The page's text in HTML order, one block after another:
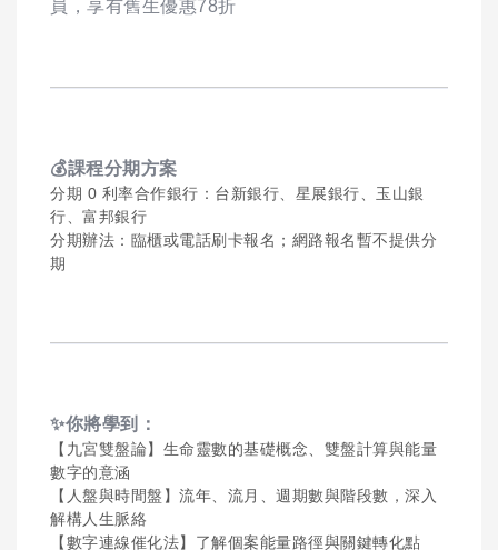
員，享有舊生優惠78折
💰課程分期方案
分期 0 利率合作銀行：台新銀行、星展銀行、玉山銀
行、富邦銀行
分期辦法：臨櫃或電話刷卡報名；網路報名暫不提供分
期
✨你將學到：
【九宮雙盤論】生命靈數的基礎概念、雙盤計算與能量
數字的意涵
【人盤與時間盤】流年、流月、週期數與階段數，深入
解構人生脈絡
【數字連線催化法】了解個案能量路徑與關鍵轉化點